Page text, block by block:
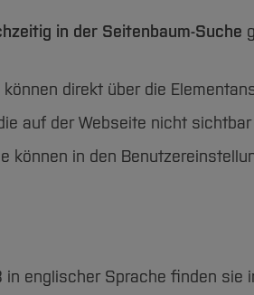
in der Seitenbaum-Suche
direkt über die
auf der Webseite nicht
können in den
in englischer Sprache finden sie